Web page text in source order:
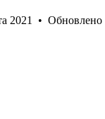
2021 • Обновлено